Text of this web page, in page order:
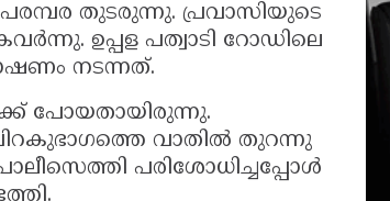
പരമ്പര തുടരുന്നു. പ്രവാസിയുടെ
ഉപ്പള പത്വാടി റോഡിലെ
നടന്നത്.
പോയതായിരുന്നു.
വാതിൽ തുറന്നു
പരിശോധിച്ചപ്പോൾ